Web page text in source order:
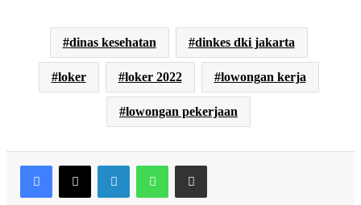
dinas kesehatan dinkes dki jakarta
loker loker 2022 lowongan kerja
lowongan pekerjaan
Facebook
X LinkedInWhatsAppShare via Email